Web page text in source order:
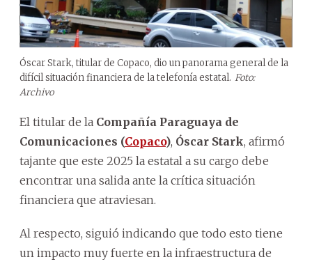
Óscar Stark, titular de Copaco, dio un panorama general de la
difícil situación financiera de la telefonía estatal. Foto:
Archivo
El titular de la Compañía Paraguaya de
Comunicaciones (Copaco), Óscar Stark, afirmó
tajante que este 2025 la estatal a su cargo debe
encontrar una salida ante la crítica situación
financiera que atraviesan.
Al respecto, siguió indicando que todo esto tiene
un impacto muy fuerte en la infraestructura de